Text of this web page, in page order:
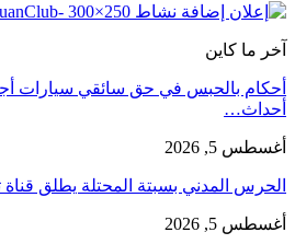
آخر ما كاين
أحكام بالحبس في حق سائقي سيارات
أحداث…
أغسطس 5, 2026
الحرس المدني بسبتة المحتلة يطلق
أغسطس 5, 2026